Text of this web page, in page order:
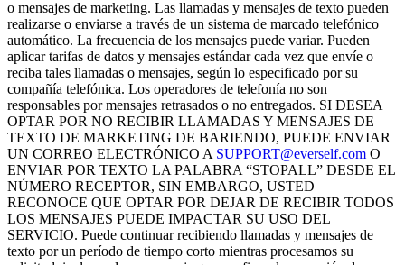
o mensajes de marketing. Las llamadas y mensajes de texto pueden
realizarse o enviarse a través de un sistema de marcado telefónico
automático. La frecuencia de los mensajes puede variar. Pueden
aplicar tarifas de datos y mensajes estándar cada vez que envíe o
reciba tales llamadas o mensajes, según lo especificado por su
compañía telefónica. Los operadores de telefonía no son
responsables por mensajes retrasados o no entregados. SI DESEA
OPTAR POR NO RECIBIR LLAMADAS Y MENSAJES DE
TEXTO DE MARKETING DE BARIENDO, PUEDE ENVIAR
UN CORREO ELECTRÓNICO A SUPPORT@everself.com O
ENVIAR POR TEXTO LA PALABRA “STOPALL” DESDE EL
NÚMERO RECEPTOR, SIN EMBARGO, USTED
RECONOCE QUE OPTAR POR DEJAR DE RECIBIR TODOS
LOS MENSAJES PUEDE IMPACTAR SU USO DEL
SERVICIO. Puede continuar recibiendo llamadas y mensajes de
texto por un período de tiempo corto mientras procesamos su